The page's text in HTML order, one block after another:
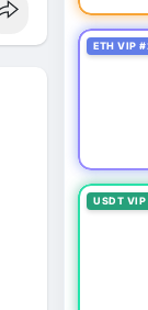
ETH VIP
USDT